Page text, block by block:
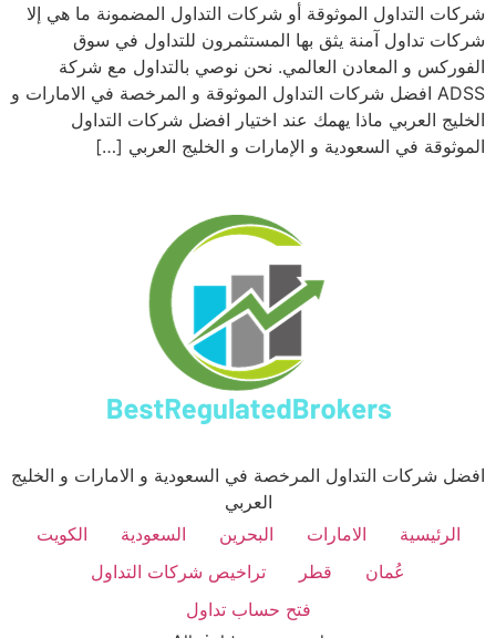
شركات التداول الموثوقة أو شركات التداول المضمونة ما هي إلا
شركات تداول آمنة يثق بها المستثمرون للتداول في سوق
الفوركس و المعادن العالمي. نحن نوصي بالتداول مع شركة
ADSS افضل شركات التداول الموثوقة و المرخصة في الامارات و
الخليج العربي ماذا يهمك عند اختيار افضل شركات التداول
الموثوقة في السعودية و الإمارات و الخليج العربي […]
افضل شركات التداول المرخصة في السعودية و الامارات و الخليج
العربي
الرئيسية
الامارات البحرين السعودية
الكويت
عُمان
قطر
تراخيص شركات التداول
فتح حساب تداول